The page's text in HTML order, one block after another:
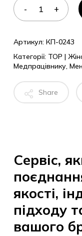
Артикул: КП-0243
Категорії: TOP |
Медпрацівнику,
Share
Сервіс,
якості,
підходу
вашого